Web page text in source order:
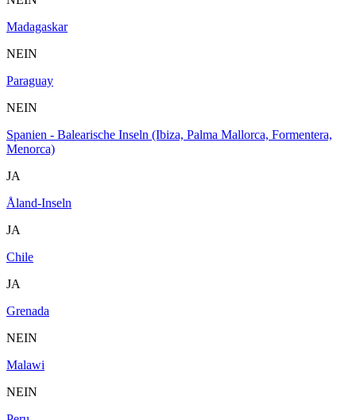
Madagaskar
NEIN
Paraguay
NEIN
Spanien - Balearische Inseln (Ibiza, Palma Mallorca, Formentera,
Menorca)
JA
Åland-Inseln
JA
Chile
JA
Grenada
NEIN
Malawi
NEIN